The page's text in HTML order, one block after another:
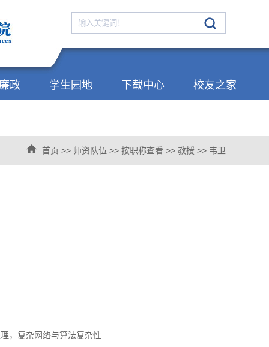
政 学生园地 下载中心 校友之家
首页 >> 师资队伍 >> 按职称查看 >> 教授 >> 韦卫
，复杂网络与算法复杂性